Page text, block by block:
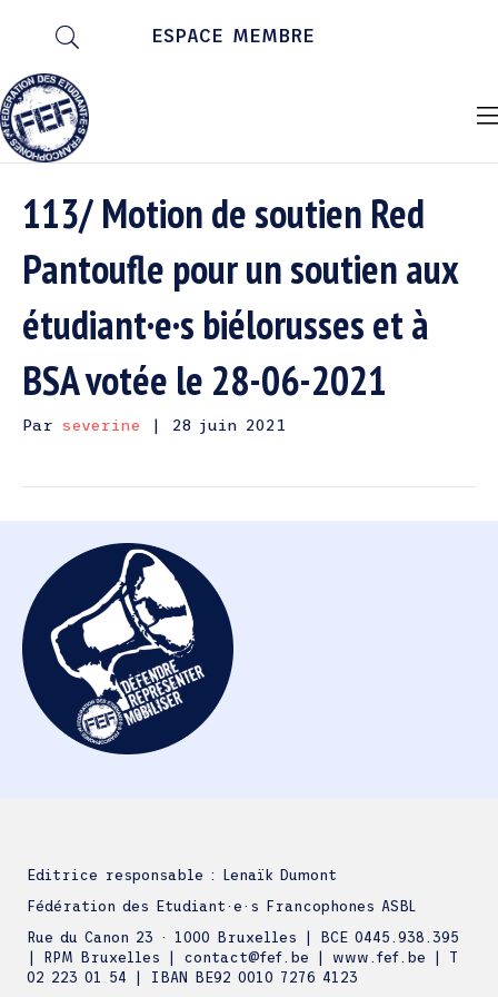
ESPACE MEMBRE
113/ Motion de soutien Red
Pantoufle pour un soutien aux
étudiant·e·s biélorusses et à
BSA votée le 28-06-2021
Par severine | 28 juin 2021
Editrice responsable : Lenaïk Dumont
Fédération des Etudiant·e·s Francophones ASBL
Rue du Canon 23 · 1000 Bruxelles | BCE 0445.938.395
| RPM Bruxelles | contact@fef.be | www.fef.be | T
02 223 01 54 | IBAN BE92 0010 7276 4123